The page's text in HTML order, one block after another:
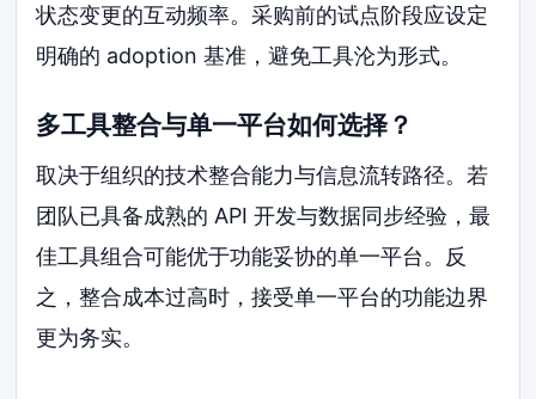
状态变更的互动频率。采购前的试点阶段应设定
明确的 adoption 基准，避免工具沦为形式。
多工具整合与单一平台如何选择？
取决于组织的技术整合能力与信息流转路径。若
团队已具备成熟的 API 开发与数据同步经验，最
佳工具组合可能优于功能妥协的单一平台。反
之，整合成本过高时，接受单一平台的功能边界
更为务实。